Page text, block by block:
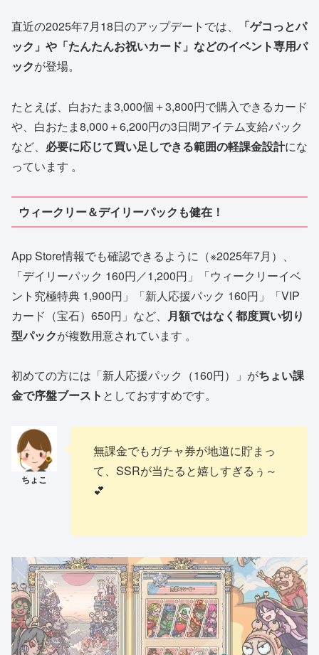
直近の2025年7月18日のアップデートでは、
「ゲコっとパ
ック」や「たんたんお祝いカード」などのイベント専用パ
ックが登場。
たとえば、白おたま3,000個＋3,800円で購入できるカード
や、白おたま8,000＋6,200円の3日間アイテム支給パック
など、 必要に応じて買い足しできる範囲の軽課金設計にな
っています 。
ウィークリー＆デイリーパックも健在！
App Store情報でも確認できるように（※2025年7月）、
「デイリーパック 160円／1,200円」「ウィークリーイベ
ント究極特典 1,900円」「新人応援パック 160円」「VIP
カード（宝石）650円」など、
月額ではなく都度買い切り
型パックが複数用意されています 。
初めての方には「新人応援パック（160円）」がちょい課
金で序盤ブースト としておすすめです。
無課金でもガチャ券が地道に貯まっ
て、SSRが当たると嬉しすぎるぅ～
💕